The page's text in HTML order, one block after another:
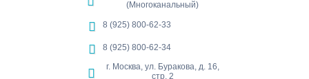
(Многоканальный)
8 (925) 800-62-33
8 (925) 800-62-34
г. Москва, ул. Буракова, д. 16,
стр. 2